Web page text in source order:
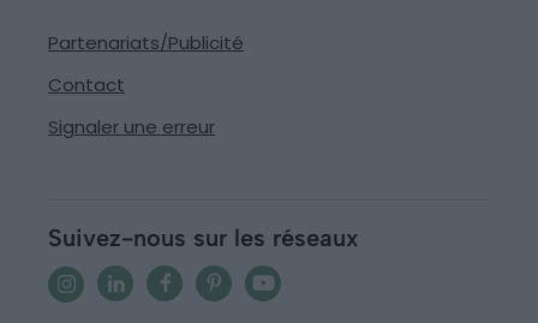
Partenariats/Publicité
Contact
Signaler une erreur
Suivez-nous sur les réseaux